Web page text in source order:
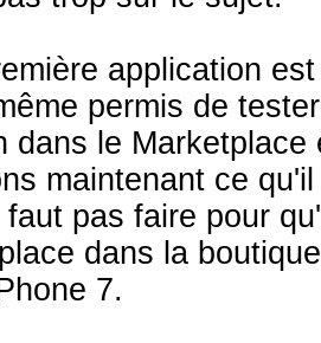
application
permis de
dans le Marketplace
maintenant ce
pas faire pour
dans la
7.